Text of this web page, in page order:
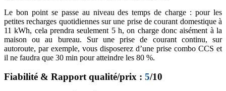
Le bon point se passe au niveau des temps de charge : pour les
petites recharges quotidiennes sur une prise de courant domestique à
11 kWh, cela prendra seulement 5 h, on charge donc aisément à la
maison ou au bureau. Sur une prise de courant continu, sur
autoroute, par exemple, vous disposerez d’une prise combo CCS et
il ne faudra que 30 min pour atteindre les 80 %.
Fiabilité & Rapport qualité/prix : 5/10